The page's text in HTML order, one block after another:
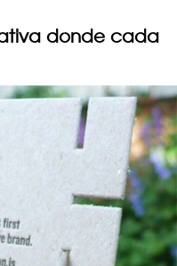
donde cada